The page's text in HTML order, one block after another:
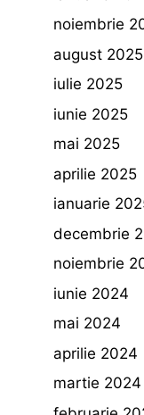
noiembrie
august 2025
iulie 2025
iunie 2025
mai 2025
aprilie 2025
ianuarie
decembrie
noiembrie
iunie 2024
mai 2024
aprilie 2024
martie 2024